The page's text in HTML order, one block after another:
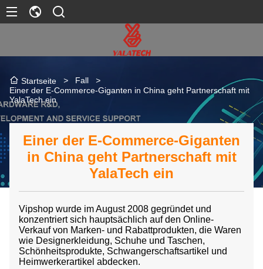
Startseite > Fall
>
Einer der E-Commerce-Giganten in China geht Partnerschaft mit
YalaTech ein
Einer der E-Commerce-Giganten
in China geht Partnerschaft mit
YalaTech ein
Vipshop wurde im August 2008 gegründet und
konzentriert sich hauptsächlich auf den Online-
Verkauf von Marken- und Rabattprodukten, die Waren
wie Designerkleidung, Schuhe und Taschen,
Schönheitsprodukte, Schwangerschaftsartikel und
Heimwerkerartikel abdecken.